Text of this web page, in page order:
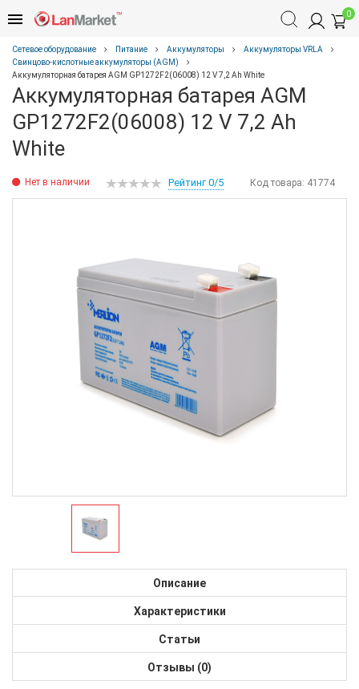
0
Сетевое оборудование Питание Аккумуляторы
Аккумуляторы VRLA
Свинцово-кислотные аккумуляторы (AGM)
Аккумуляторная батарея AGM GP1272F2(06008) 12 V 7,2 Ah White
Аккумуляторная батарея AGM
GP1272F2(06008) 12 V 7,2 Ah
White
Нет в наличии Код товара: 41774
Рейтинг 0/5
Описание
Характеристики
Статьи
Отзывы (0)